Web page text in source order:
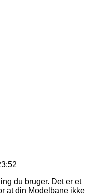
du bruger. Det er et
at din Modelbane ikke